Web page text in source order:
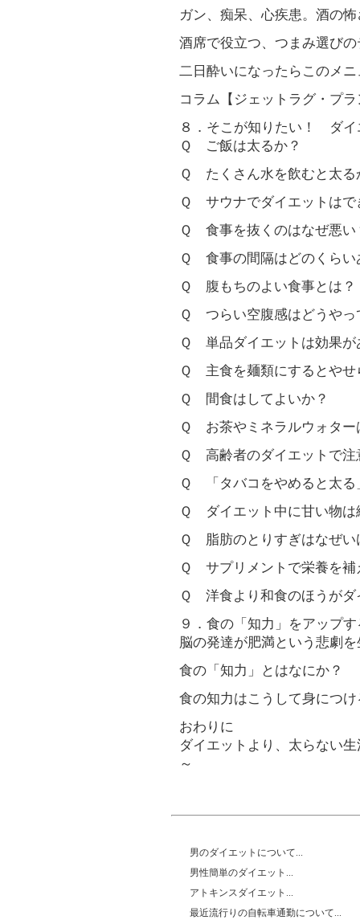
ガン、痴呆、心疾患。酒の
酒席で役立つ、つまみ選び
二日酔いになったらこのメニ
コラム【ジェットラグ・プ
８．そこが知りたい！ ダイ
Ｑ ご飯は太るか？
Ｑ たくさん水を飲むと太る
Ｑ サウナでダイエットはで
Ｑ 食事を抜くのはなぜ悪い
Ｑ 食事の間隔はどのくらい
Ｑ 腹もちのよい食事とは？
Ｑ つらい空腹感はどうやっ
Ｑ 単品ダイエットは効果が
Ｑ 主食を麺類にするとやせ
Ｑ 間食はしてよいか？
Ｑ お茶やミネラルウォター
Ｑ 高齢者のダイエットで注
Ｑ 「タバコをやめると太る
Ｑ ダイエット中に甘い物は
Ｑ 脂肪のとりすぎはなぜい
Ｑ サプリメントで栄養を補
Ｑ 洋食より和食のほうがダ
９．食の「知力」をアップす
脳の発達が肥満という悲劇
食の「知力」とはなにか？
食の知力はこうして身につけ
おわりに
ダイエットより、太らない
～
男のダイエットについて...
男性簡単のダイエット...
アトキンスダイエット...
最近流行りの自転車通勤について...